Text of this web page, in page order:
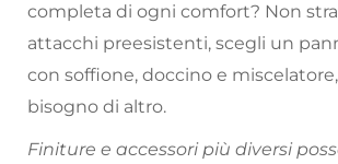
completa di ogni comfort? Non
attacchi preesistenti, scegli un
con soffione, doccino e
bisogno di altro.
Finiture e accessori più diversi